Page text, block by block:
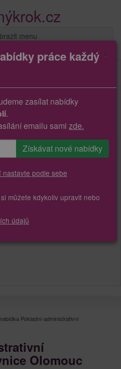
menu
Pokladní-administrativní
Olomouc
práce každý
zasílat nabídky
.
emailu sami zde.
nastavte podle sebe
můžete kdykoliv upravit nebo
údajů